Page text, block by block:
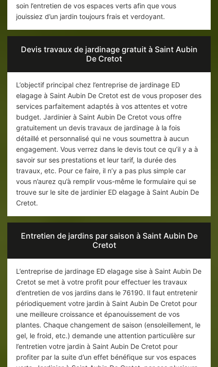
soin l’entretien de vos espaces verts afin que vous
jouissiez d’un jardin toujours frais et verdoyant.
Devis travaux de jardinage gratuit à Saint Aubin
De Cretot
L’objectif principal chez l’entreprise de jardinage ED
elagage à Saint Aubin De Cretot est de vous proposer des
services parfaitement adaptés à vos attentes et votre
budget. Jardinier à Saint Aubin De Cretot vous offre
gratuitement un devis travaux de jardinage à la fois
détaillé et personnalisé qui ne vous soumettra à aucun
engagement. Vous verrez dans le devis tout ce qu’il y a à
savoir sur ses prestations et leur tarif, la durée des
travaux, etc. Pour ce faire, il n’y a pas plus simple car
vous n’aurez qu’à remplir vous-même le formulaire qui se
trouve sur le site de jardinier ED elagage à Saint Aubin De
Cretot.
Entretien de jardins par saison à Saint Aubin De
Cretot
L’entreprise de jardinage ED elagage sise à Saint Aubin De
Cretot se met à votre profit pour effectuer les travaux
d’entretien de vos jardins dans le 76190. Il faut entretenir
périodiquement votre jardin à Saint Aubin De Cretot pour
une meilleure croissance et épanouissement de vos
plantes. Chaque changement de saison (ensoleillement, le
gel, le froid, etc.) demande une attention particulière sur
l’entretien votre jardin à Saint Aubin De Cretot pour
profiter par la suite d’un effet bénéfique sur vos espaces